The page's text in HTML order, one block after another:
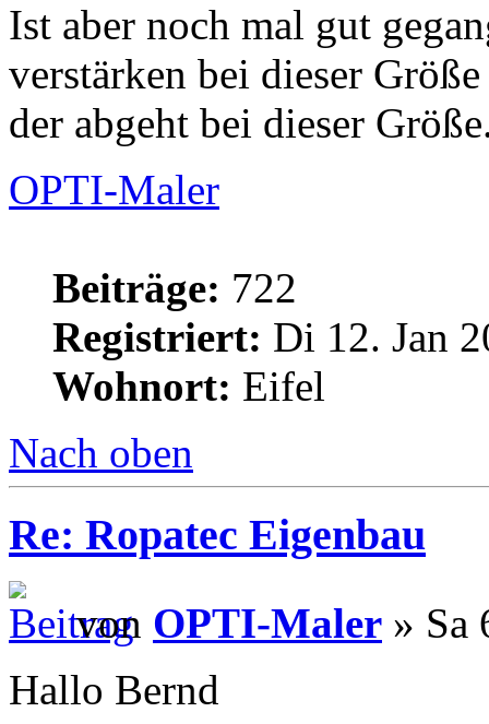
Ist aber noch mal gut
verstärken bei dieser
der abgeht bei dieser
OPTI-Maler
Beiträge: 722
Registriert: Di 12. Jan
Wohnort: Eifel
Nach oben
Re: Ropatec Eigenbau
von OPTI-Maler » Sa
Hallo Bernd